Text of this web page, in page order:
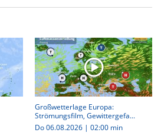
Großwetterlage Europa:
Strömungsfilm, Gewittergefa...
Do 06.08.2026 | 02:00 min